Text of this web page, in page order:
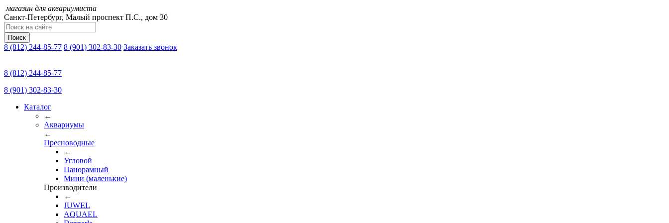
магазин для аквариумиста
Санкт-Петербург, Малый проспект П.C., дом 30
Поиск
8 (812) 244-85-77 8 (901) 302-83-30 Заказать звонок
8 (812) 244-85-77
8 (901) 302-83-30
Каталог
←
Аквариумы
←
Пресноводные
←
Угловой
Панорамный
Мини (маленькие)
Производители
←
JUWEL
AQUAEL